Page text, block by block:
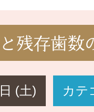
スタッフ紹
おしらせ
残存歯数
(土) カテ